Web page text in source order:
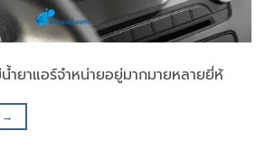
ำยาแอร์จำหน่ายอยู่มากมายหลายยี่ห้
→